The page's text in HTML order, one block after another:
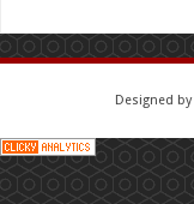
Designed by